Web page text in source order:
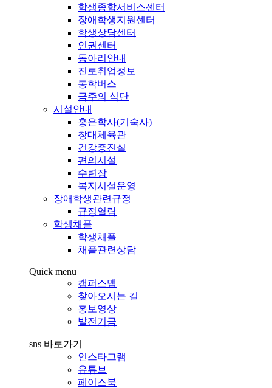
학생종합서비스센터
장애학생지원센터
학생상담센터
인권센터
동아리안내
진로취업정보
통학버스
금주의 식단
시설안내
홍은학사(기숙사)
창대체육관
건강증진실
편의시설
수련장
복지시설운영
장애학생관련규정
규정열람
학생채플
학생채플
채플관련상담
Quick menu
캠퍼스맵
찾아오시는 길
홍보영상
발전기금
sns 바로가기
인스타그램
유튜브
페이스북